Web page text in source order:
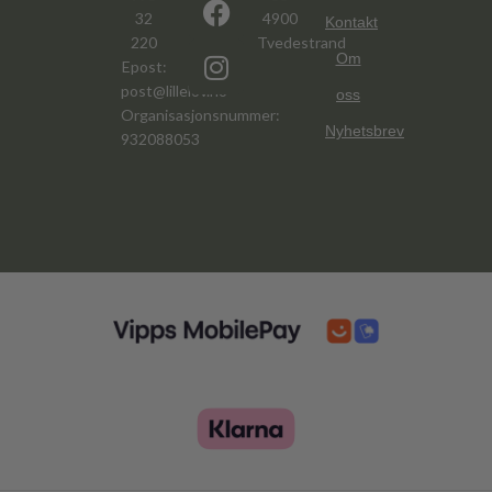
32
220
Epost:
post@lillelov.no
Organisasjonsnummer:
932088053
4900
Tvedestrand
Kontakt
Om
oss
Nyhetsbrev